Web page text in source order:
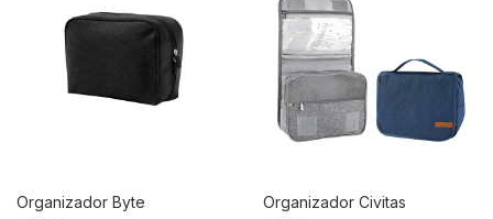
Organizador Byte Organizador Civitas